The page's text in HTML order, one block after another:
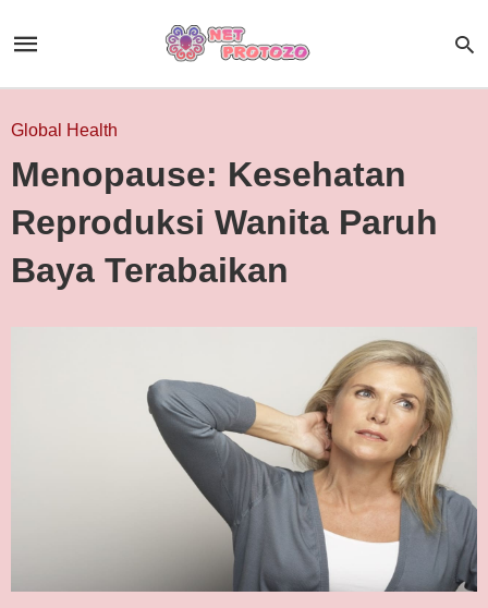
Global Health
Menopause: Kesehatan
Reproduksi Wanita Paruh
Baya Terabaikan